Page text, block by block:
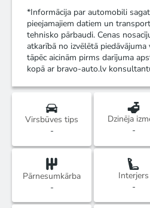
*Informācija par automobili
pieejamajiem datiem un
tehnisko pārbaudi. Cenas
atkarībā no izvēlētā piedāvājuma
tāpēc aicinām pirms darījuma
kopā ar bravo-auto.lv
Virsbūves tips
-
Dzinēja
-
Pārnesumkārba
-
Interjers
-